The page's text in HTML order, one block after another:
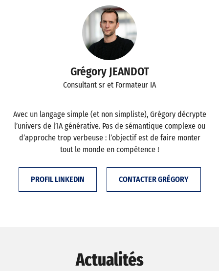
Grégory JEANDOT
Consultant sr et Formateur IA
Avec un langage simple (et non simpliste), Grégory décrypte
l’univers de l’IA générative. Pas de sémantique complexe ou
d’approche trop verbeuse : l’objectif est de faire monter
tout le monde en compétence !
PROFIL LINKEDIN CONTACTER GRÉGORY
Actualités